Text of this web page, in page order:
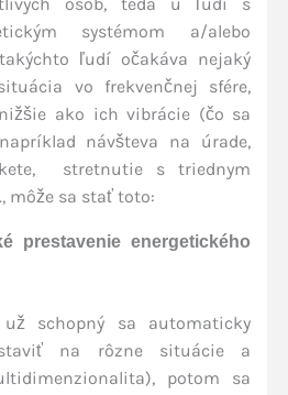
systémom a/alebo
ľudí očakáva nejaký
vo frekvenčnej sfére,
ako ich vibrácie (čo sa
návšteva na úrade,
stretnutie s triednym
môže sa stať toto:
prestavenie energetického
schopný sa automaticky
na rôzne situácie a
potom sa